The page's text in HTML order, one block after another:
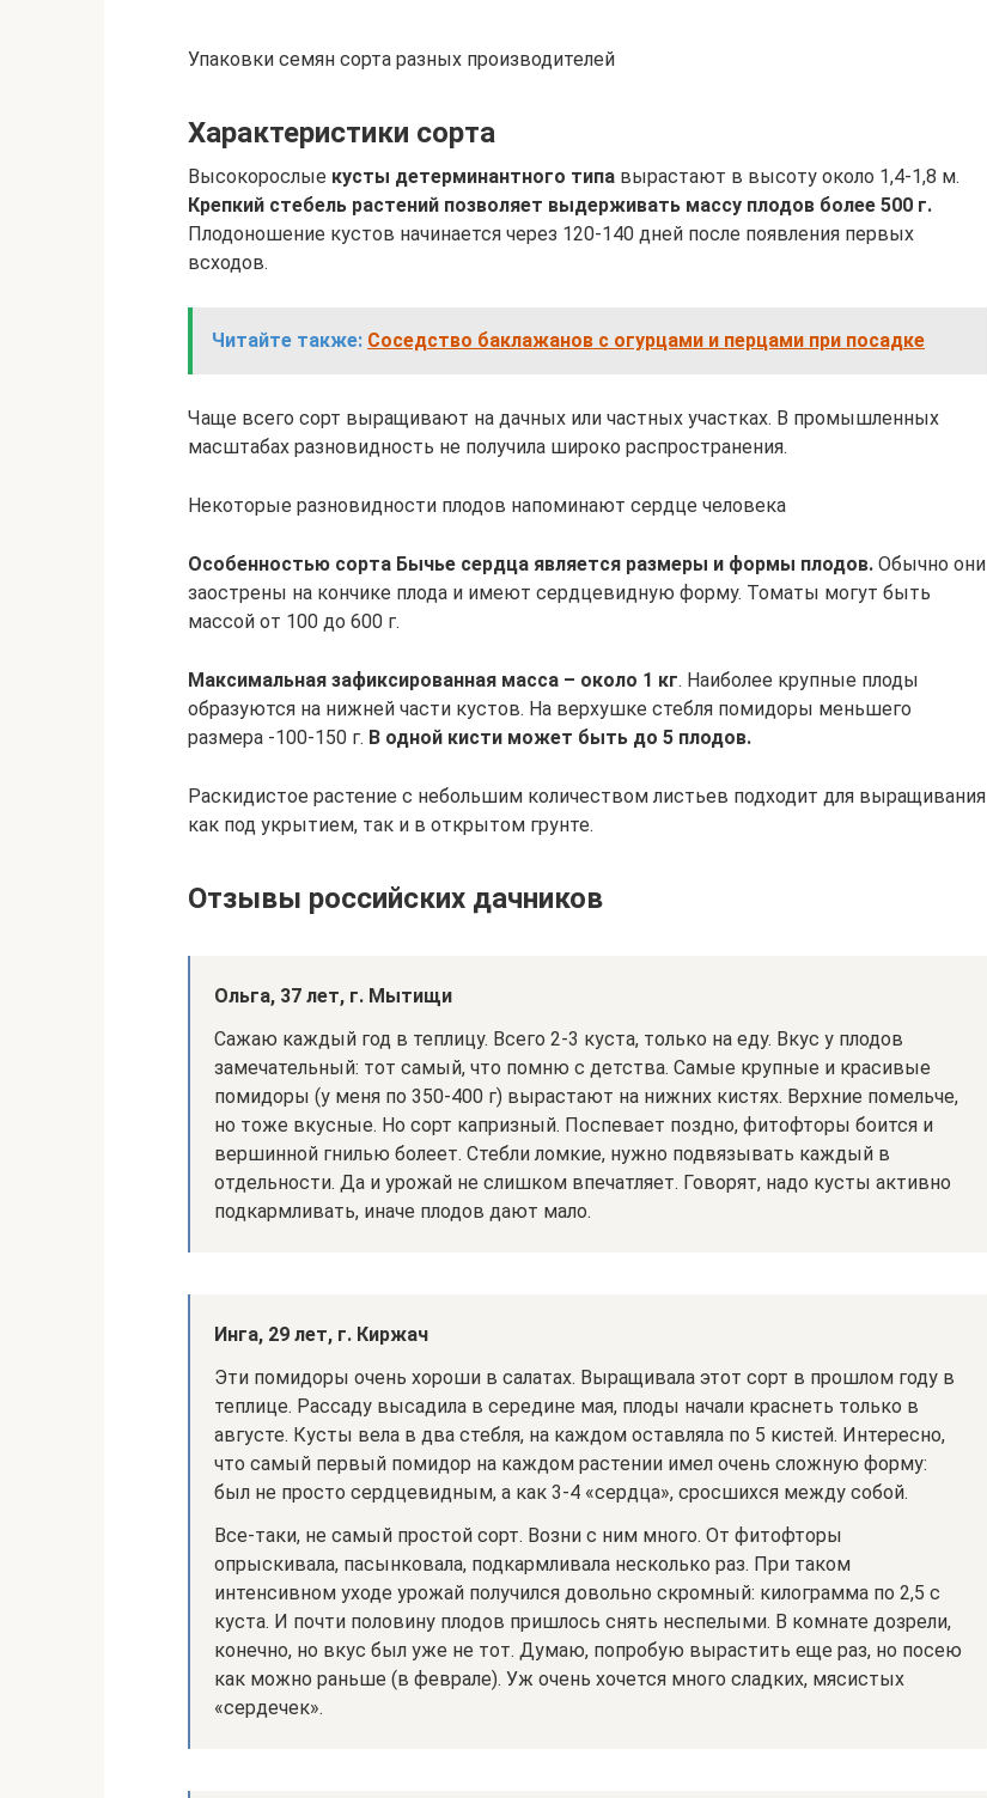
Упаковки семян сорта разных производителей
Характеристики сорта
Высокорослые кусты детерминантного типа вырастают в высоту около 1,4-1,8 м.
Крепкий стебель растений позволяет выдерживать массу плодов более 500 г.
Плодоношение кустов начинается через 120-140 дней после появления первых
всходов.
Читайте также: Соседство баклажанов с огурцами и перцами при посадке
Чаще всего сорт выращивают на дачных или частных участках. В промышленных
масштабах разновидность не получила широко распространения.
Некоторые разновидности плодов напоминают сердце человека
Особенностью сорта Бычье сердца является размеры и формы плодов. Обычно они
заострены на кончике плода и имеют сердцевидную форму. Томаты могут быть
массой от 100 до 600 г.
Максимальная зафиксированная масса – около 1 кг. Наиболее крупные плоды
образуются на нижней части кустов. На верхушке стебля помидоры меньшего
размера -100-150 г. В одной кисти может быть до 5 плодов.
Раскидистое растение с небольшим количеством листьев подходит для выращивания
как под укрытием, так и в открытом грунте.
Отзывы российских дачников
Ольга, 37 лет, г. Мытищи
Сажаю каждый год в теплицу. Всего 2-3 куста, только на еду. Вкус у плодов
замечательный: тот самый, что помню с детства. Самые крупные и красивые
помидоры (у меня по 350-400 г) вырастают на нижних кистях. Верхние помельче,
но тоже вкусные. Но сорт капризный. Поспевает поздно, фитофторы боится и
вершинной гнилью болеет. Стебли ломкие, нужно подвязывать каждый в
отдельности. Да и урожай не слишком впечатляет. Говорят, надо кусты активно
подкармливать, иначе плодов дают мало.
Инга, 29 лет, г. Киржач
Эти помидоры очень хороши в салатах. Выращивала этот сорт в прошлом году в
теплице. Рассаду высадила в середине мая, плоды начали краснеть только в
августе. Кусты вела в два стебля, на каждом оставляла по 5 кистей. Интересно,
что самый первый помидор на каждом растении имел очень сложную форму:
был не просто сердцевидным, а как 3-4 «сердца», сросшихся между собой.
Все-таки, не самый простой сорт. Возни с ним много. От фитофторы
опрыскивала, пасынковала, подкармливала несколько раз. При таком
интенсивном уходе урожай получился довольно скромный: килограмма по 2,5 с
куста. И почти половину плодов пришлось снять неспелыми. В комнате дозрели,
конечно, но вкус был уже не тот. Думаю, попробую вырастить еще раз, но посею
как можно раньше (в феврале). Уж очень хочется много сладких, мясистых
«сердечек».